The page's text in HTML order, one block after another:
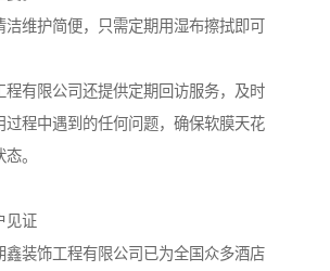
维护简便，只需定期用湿布擦拭即可
程有限公司还提供定期回访服务，及时
过程中遇到的任何问题，确保软膜天花
。
见证
鑫装饰工程有限公司已为全国众多酒店